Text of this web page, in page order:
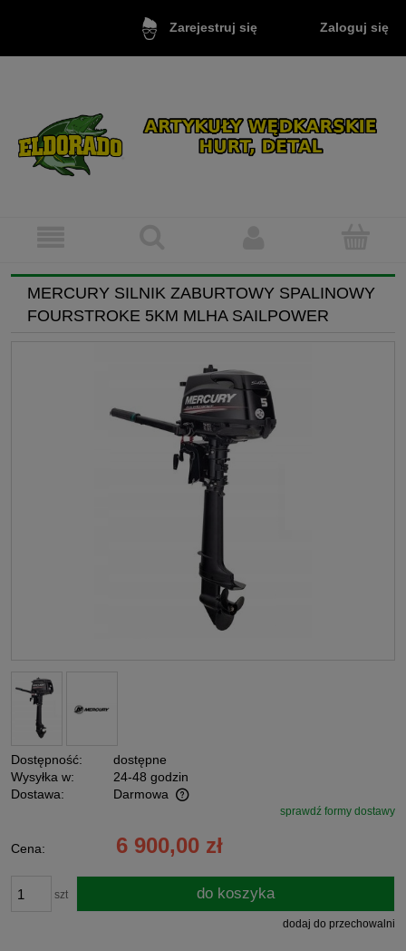
Zarejestruj się Zaloguj się
MERCURY SILNIK ZABURTOWY SPALINOWY
FOURSTROKE 5KM MLHA SAILPOWER
Dostępność:
dostępne
Wysyłka w:
24-48 godzin
Dostawa:
Darmowa
Cena nie zawiera ewentualnych kosztów płatnościsprawdź formy dostawy
Cena: 6 900,00 zł
szt do koszyka
dodaj do przechowalni